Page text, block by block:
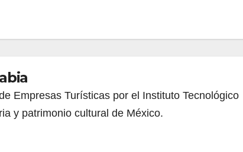
Empresas Turísticas por el Instituto Tecnológico
y patrimonio cultural de México.